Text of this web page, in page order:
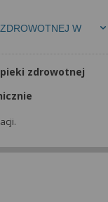
W
zdrowotnej